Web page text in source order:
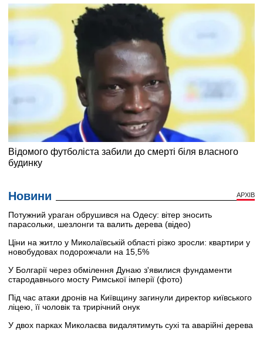
Новини АРХІВ
Потужний ураган обрушився на Одесу: вітер зносить
парасольки, шезлонги та валить дерева (відео)
Ціни на житло у Миколаївській області різко зросли: квартири у
новобудовах подорожчали на 15,5%
У Болгарії через обмілення Дунаю з'явилися фундаменти
стародавнього мосту Римської імперії (фото)
Під час атаки дронів на Київщину загинули директор київського
ліцею, її чоловік та трирічний онук
У двох парках Миколаєва видалятимуть сухі та аварійні дерева